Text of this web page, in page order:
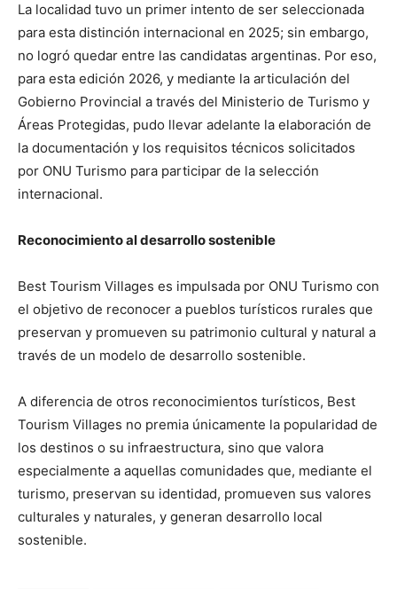
La localidad tuvo un primer intento de ser seleccionada
para esta distinción internacional en 2025; sin embargo,
no logró quedar entre las candidatas argentinas. Por eso,
para esta edición 2026, y mediante la articulación del
Gobierno Provincial a través del Ministerio de Turismo y
Áreas Protegidas, pudo llevar adelante la elaboración de
la documentación y los requisitos técnicos solicitados
por ONU Turismo para participar de la selección
internacional.
Reconocimiento al desarrollo sostenible
Best Tourism Villages es impulsada por ONU Turismo con
el objetivo de reconocer a pueblos turísticos rurales que
preservan y promueven su patrimonio cultural y natural a
través de un modelo de desarrollo sostenible.
A diferencia de otros reconocimientos turísticos, Best
Tourism Villages no premia únicamente la popularidad de
los destinos o su infraestructura, sino que valora
especialmente a aquellas comunidades que, mediante el
turismo, preservan su identidad, promueven sus valores
culturales y naturales, y generan desarrollo local
sostenible.